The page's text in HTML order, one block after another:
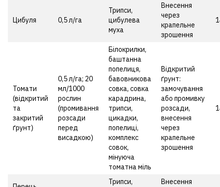
Цибуля 0,5 л/га
Трипси,
цибулева
муха
Внесення
через
крапельне
зрошення
Томати
(відкритий
та
закритий
ґрунт)
0,5 л/га; 20
мл/1000
рослин
(промивання
розсади
перед
висадкою)
Білокрилки,
баштанна
попелиця,
бавовникова
совка, совка
карадрина,
трипси,
цикадки,
попелиці,
комплекс
совок,
мінуюча
томатна міль
Відкритий
ґрунт:
замочування
або промивку
розсади,
внесення
через
крапельне
зрошення
Трипси,
Внесення